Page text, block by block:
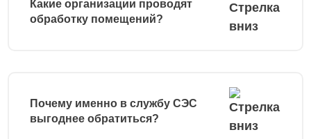
Какие организации проводят
обработку помещений?
Почему именно в службу СЭС
выгоднее обратиться?